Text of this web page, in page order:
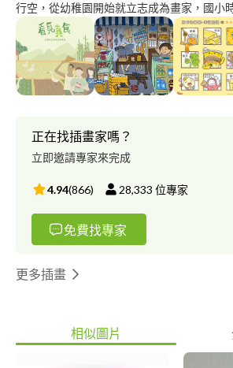
行空，從幼稚園開始就立志成為畫家，國小
縣育才國小設計logo和吉祥物；成長過程中
的熱情，始終堅持自己的藝術魂。 曾任職於SPCA台灣防止虐待動
物協會，擔任視覺設計師，同時也是一名插
的設計和創作：插畫創作、繪本創作、牆面
設計、包裝設計、logo設計、DM設計、名
作、角色配音、影片剪輯、攝影、網頁設計
正在找插畫家嗎？
立即邀請專家來完成
4.94(866) 28,333 位專家
免費找專家
更多插畫
相似圖片